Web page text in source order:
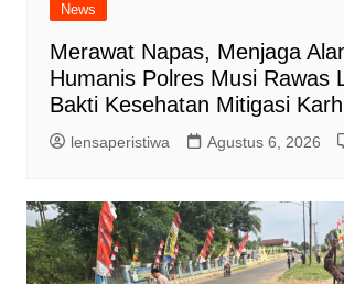
News
Merawat Napas, Menjaga
Humanis Polres Musi Rawas
Bakti Kesehatan Mitigasi
lensaperistiwa Agustus 6, 2026